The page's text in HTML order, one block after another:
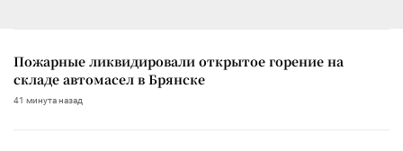
Пожарные ликвидировали открытое горение на
складе автомасел в Брянске
41 минута назад